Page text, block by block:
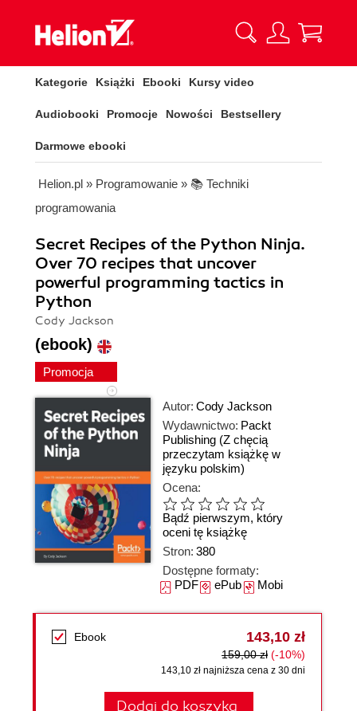
Kategorie Książki Ebooki Kursy video
Audiobooki Promocje Nowości Bestsellery
Darmowe ebooki
Helion.pl » Programowanie » 📚 Techniki
programowania
Secret Recipes of the Python Ninja.
Over 70 recipes that uncover
powerful programming tactics in
Python
Cody Jackson
(ebook)
Promocja
Autor: Cody Jackson
Wydawnictwo: Packt
Publishing (Z chęcią
przeczytam książkę w
języku polskim)
Ocena:
Bądź pierwszym, który
oceni tę książkę
Stron: 380
Dostępne formaty:
PDFePubMobi
Ebook 143,10 zł
159,00 zł (-10%)
143,10 zł najniższa cena z 30 dni
Dodaj do koszyka